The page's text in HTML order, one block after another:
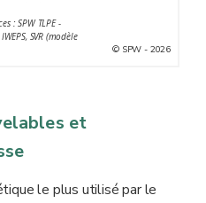
noter que la donnée 2023
l’industrie n’était pas
: SPW TLPE -
SVR (modèle
© SPW - 2026
et
le plus utilisé par le